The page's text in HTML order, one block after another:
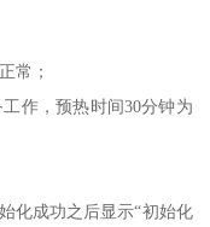
常；
作，预热时间30分钟为
化成功之后显示“初始化